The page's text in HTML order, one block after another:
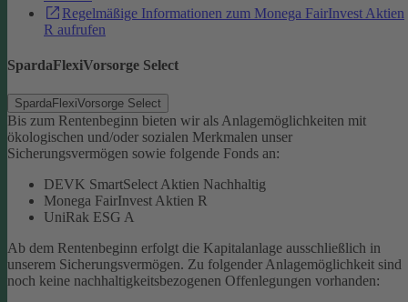
Regelmäßige Informationen zum Monega FairInvest Aktien
R aufrufen
SpardaFlexiVorsorge Select
SpardaFlexiVorsorge Select
Bis zum Rentenbeginn bieten wir als Anlagemöglichkeiten mit
ökologischen und/oder sozialen Merkmalen unser
Sicherungsvermögen sowie folgende Fonds an:
DEVK SmartSelect Aktien Nachhaltig
Monega FairInvest Aktien R
UniRak ESG A
Ab dem Rentenbeginn erfolgt die Kapitalanlage ausschließlich in
unserem Sicherungsvermögen. Zu folgender Anlagemöglichkeit sind
noch keine nachhaltigkeitsbezogenen Offenlegungen vorhanden: